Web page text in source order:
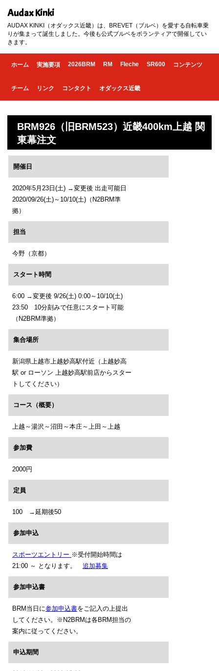
Audax Kinki
AUDAX KINKI（オダックス近畿）は、BREVET（ブルベ）を愛する自転車乗
りが集まって誕生しました。今後も公式ブルベをボランティアで開催してい
きます。
ホーム 実施要項 2026BRM RM Fleche SR600 コンテンツ
チーム リンク コンタクト オダックス近畿
BRM926（旧BRM523）近畿400km上越 関
東幕注文
開催日
2020年5月23日(土) →変更後 出走可能日
2020/09/26(土)～10/10(土)（N2BRM準
拠）
担当
今野（京都）
スタート時間
6:00 →変更後 9/26(土) 0:00～10/10(土)
23:50 10分刻みで任意にスタート可能
（N2BRM準拠）
集合場所
新潟県上越市上越妙高駅付近（上越妙高
駅 or ローソン 上越妙高駅前店からスター
トしてください）
コース（概要）
上越～湯沢～沼田～本庄～上田～上越
参加費
2000円
定員
100 →延期後50
参加申込
スポーツエントリー ※受付開始時間は
21:00 ～ となります。 追加募集
参加申込書
BRM当日に参加申込書をご記入の上提出
してください。※N2BRMは各BRM担当の
案内に従ってください。
申込期間